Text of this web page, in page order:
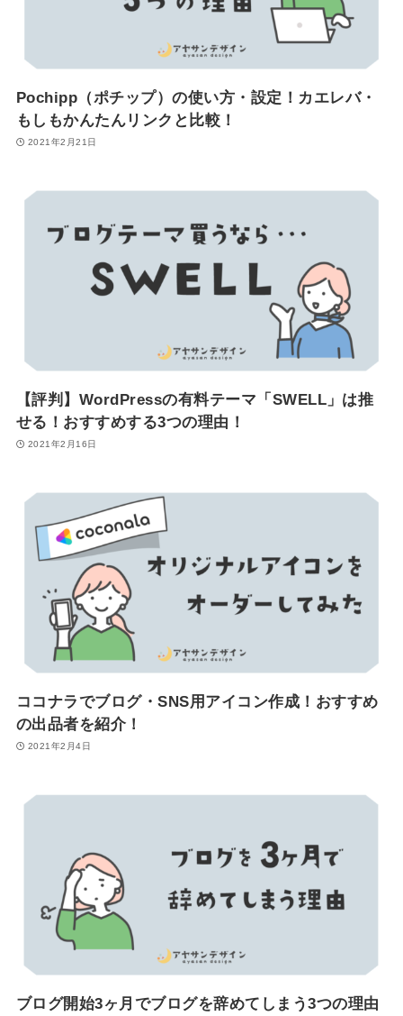
Pochipp（ポチップ）の使い方・設定！カエレバ・
もしもかんたんリンクと比較！
2021年2月21日
【評判】WordPressの有料テーマ「SWELL」は推
せる！おすすめする3つの理由！
2021年2月16日
ココナラでブログ・SNS用アイコン作成！おすすめ
の出品者を紹介！
2021年2月4日
ブログ開始3ヶ月でブログを辞めてしまう3つの理由